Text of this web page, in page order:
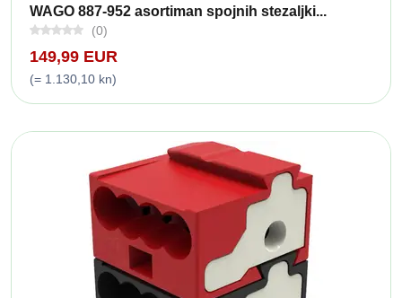
WAGO 887-952 asortiman spojnih stezaljki...
(0)
149,99 EUR
(= 1.130,10 kn)